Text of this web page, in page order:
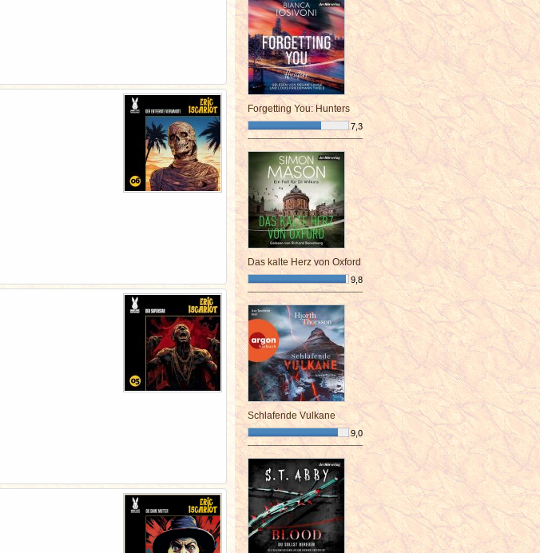
Forgetting You: Hunters
7,3
¯¯¯¯¯¯¯¯¯¯¯¯¯¯¯¯¯¯¯¯¯¯¯¯
Das kalte Herz von Oxford
9,8
¯¯¯¯¯¯¯¯¯¯¯¯¯¯¯¯¯¯¯¯¯¯¯¯
Schlafende Vulkane
9,0
¯¯¯¯¯¯¯¯¯¯¯¯¯¯¯¯¯¯¯¯¯¯¯¯